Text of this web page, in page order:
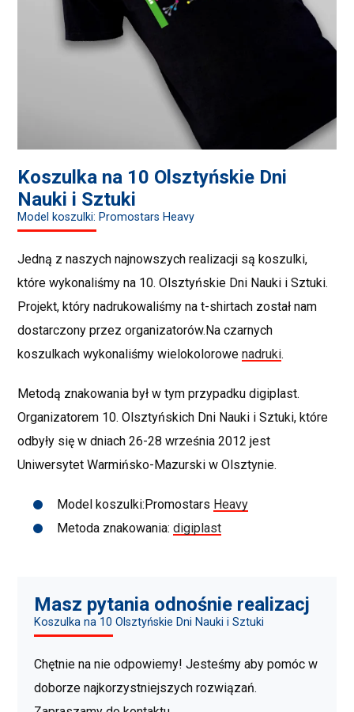
Koszulka na 10 Olsztyńskie Dni
Nauki i Sztuki
Model koszulki: Promostars Heavy
Jedną z naszych najnowszych realizacji są koszulki,
które wykonaliśmy na 10. Olsztyńskie Dni Nauki i Sztuki.
Projekt, który nadrukowaliśmy na t-shirtach został nam
dostarczony przez organizatorów.Na czarnych
koszulkach wykonaliśmy wielokolorowenadruki.
Metodą znakowania był w tym przypadku digiplast.
Organizatorem 10. Olsztyńskich Dni Nauki i Sztuki, które
odbyły się w dniach 26-28 września 2012 jest
Uniwersytet Warmińsko-Mazurski w Olsztynie.
Model koszulki:Promostars Heavy
Metoda znakowania:digiplast
Masz pytania odnośnie realizacj
Koszulka na 10 Olsztyńskie Dni Nauki i Sztuki
Chętnie na nie odpowiemy! Jesteśmy aby pomóc w
doborze najkorzystniejszych rozwiązań.